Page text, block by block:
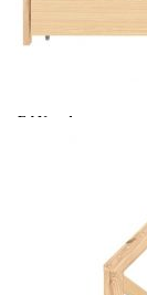
EAN code:
Купи на
Credit calculator
Рамка за